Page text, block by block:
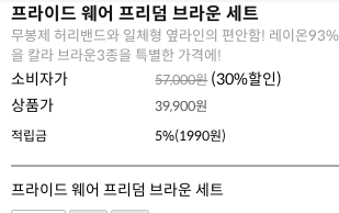
프라이드 웨어 프리덤 브라운 세트
무봉제 허리밴드와 일체형 옆라인의 편안함! 레이온
을 칼라 브라운3종을 특별한 가격에!
소비자가 57,000원 (30%할인)
상품가
39,900원
적립금
5%(1990원)
프라이드 웨어 프리덤 브라운 세트